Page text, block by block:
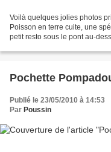
Voilà quelques jolies photos
Poisson en terre cuite, une
petit resto sous le pont au-
Pochette
Publié le 23/05/2010 à 14:53
Par Poussin